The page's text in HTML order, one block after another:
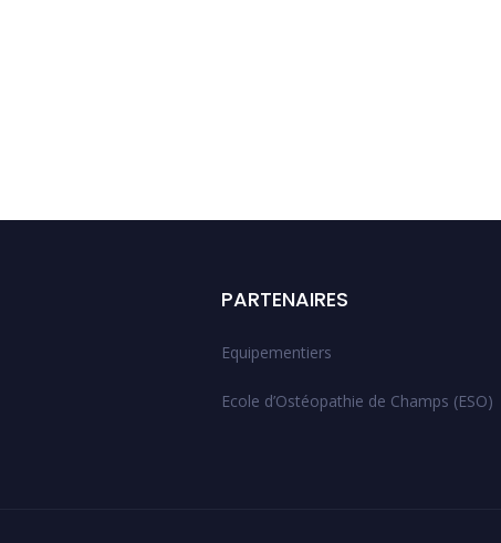
PARTENAIRES
Equipementiers
Ecole d’Ostéopathie de Champs (ESO)